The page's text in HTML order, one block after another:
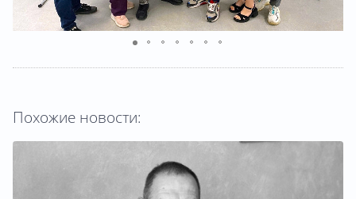
Похожие новости: